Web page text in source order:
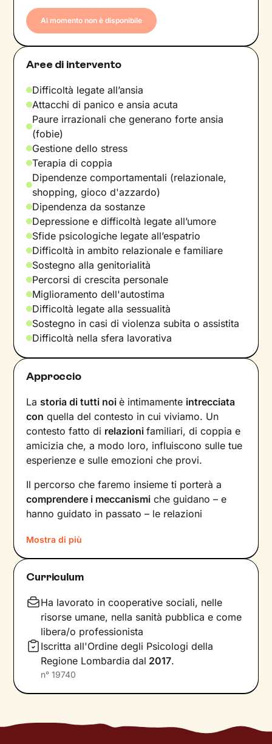
Al momento non è disponibile
Aree di intervento
Difficoltà legate all’ansia
Attacchi di panico e ansia acuta
Paure irrazionali che generano forte ansia
(fobie)
Gestione dello stress
Terapia di coppia
Dipendenze comportamentali (relazionale,
shopping, gioco d'azzardo)
Dipendenza da sostanze
Depressione e difficoltà legate all’umore
Sfide psicologiche legate all’espatrio
Difficoltà in ambito relazionale e familiare
Sostegno alla genitorialità
Percorsi di crescita personale
Miglioramento dell'autostima
Difficoltà legate alla sessualità
Sostegno in casi di violenza subita o assistita
Difficoltà nella sfera lavorativa
Approccio
La storia di tutti noiè intimamente intrecciata
con quella del contesto in cui viviamo. Un
contesto fatto di relazionifamiliari, di coppia e
amicizia che, a modo loro, influiscono sulle tue
esperienze e sulle emozioni che provi.
Il percorso che faremo insieme ti porterà a
comprendere i meccanismi che guidano – e
hanno guidato in passato – le relazioni
alla base di ciò che stai vivendo oggi.
Imparerai a trasformare alcuni elementi che non
ti rappresentano più e scoprirai dentro di te
competenze e potenzialità
avere. Davanti ai tuoi occhi compariranno
nuove strade da percorrere, un passo dopo
l’altro, verso il
desideri.
sicuro, in cui condividere ciò che provi in
Mostra di più
Curriculum
Ha lavorato in cooperative sociali, nelle
risorse umane, nella sanità pubblica e come
libera/o professionista
Iscritta all'Ordine degli Psicologi della
Regione Lombardia dal 2017.
n° 19740